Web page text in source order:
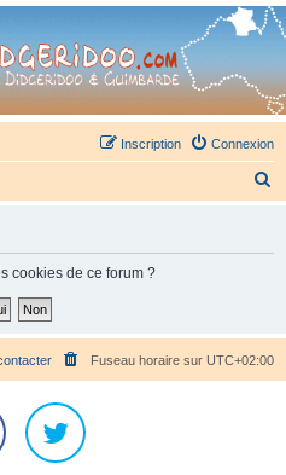
- retrouvez la communauté.
Connexion
Inscription
c
h
cookies de ce forum ?
Fuseau horaire sur UTC+02:00